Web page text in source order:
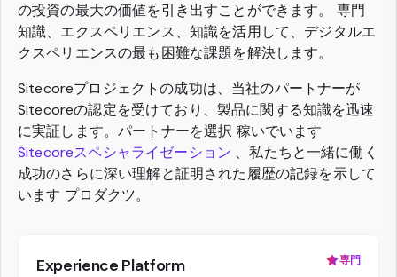
の投資の最大の価値を引き出すことができます。 専門
知識、エクスペリエンス、知識を活用して、デジタルエ
クスペリエンスの最も困難な課題を解決します。
Sitecoreプロジェクトの成功は、当社のパートナーが
Sitecoreの認定を受けており、製品に関する知識を迅速
に実証します。パートナーを選択 稼いでいます
Sitecoreスペシャライゼーション 、私たちと一緒に働く
成功のさらに深い理解と証明された履歴の記録を示して
います プロダクツ。
Experience Platform 専門